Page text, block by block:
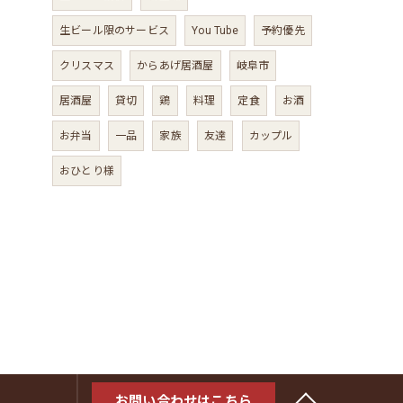
生ビール限のサービス You Tube 予約優先
クリスマス からあげ居酒屋 岐阜市
居酒屋 貸切 鶏 料理 定食 お酒
お弁当 一品 家族 友達 カップル
おひとり様